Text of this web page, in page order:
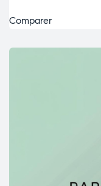
Comparer